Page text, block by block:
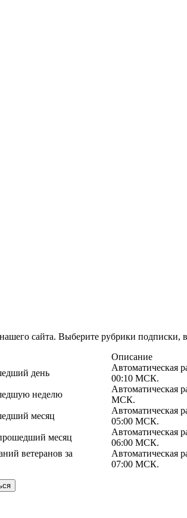
сайта. Выберите рубрики
Описание
день
Автоматическая
00:10 МСК.
неделю
Автоматическая
МСК.
месяц
Автоматическая
05:00 МСК.
месяц
Автоматическая
06:00 МСК.
ветеранов за
Автоматическая
07:00 МСК.